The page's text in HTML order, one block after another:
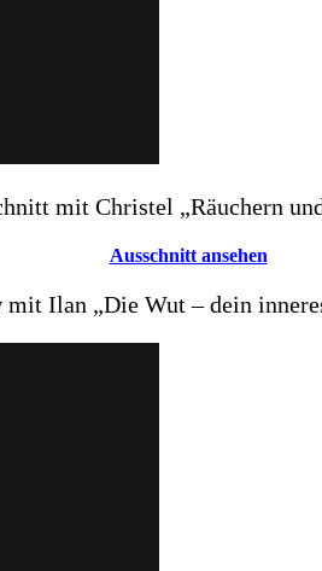
mit Christel „Räuchern
Ausschnitt ansehen
Ilan „Die Wut – dein